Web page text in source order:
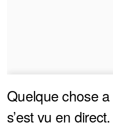
Quelque chose
s’est vu en direct.